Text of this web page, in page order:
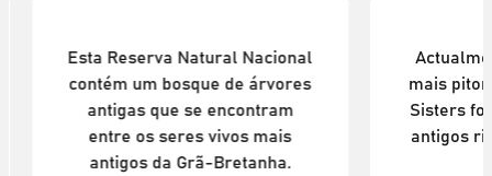
Esta Reserva Natural Nacional
contém um bosque de árvores
antigas que se encontram
entre os seres vivos mais
antigos da Grã-Bretanha.
mais
Sisters
antigos